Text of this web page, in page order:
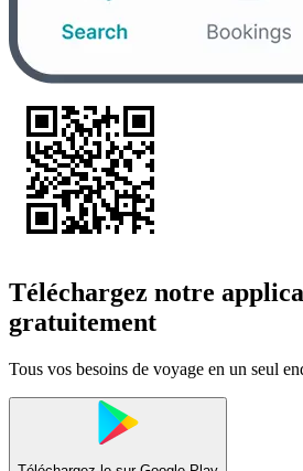
Téléchargez notre
gratuitement
Tous vos besoins de voyage en un seul